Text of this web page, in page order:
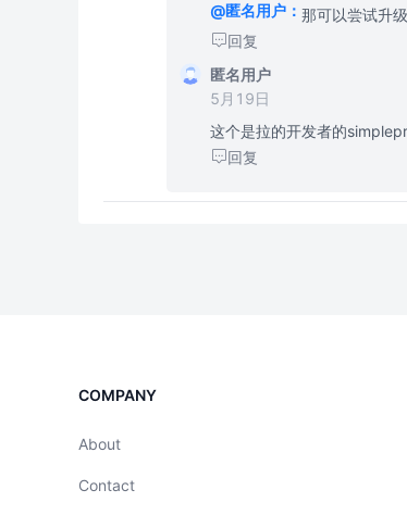
@匿名用户： 那可以尝试升
回复
匿名用户
5月19日
这个是拉的开发者的
回复
COMPANY
About
Contact